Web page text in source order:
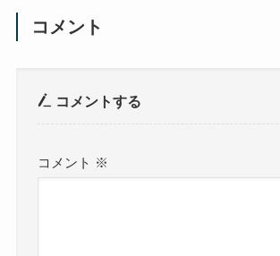
コメント
コメントする
コメント ※